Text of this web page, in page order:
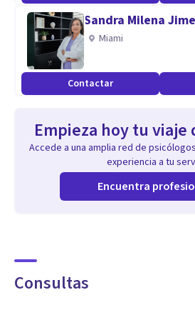
Sandra Milena
Miami
Contactar
Empieza hoy tu
Accede a una amplia red de
experiencia a tu
Encuentra
Consultas